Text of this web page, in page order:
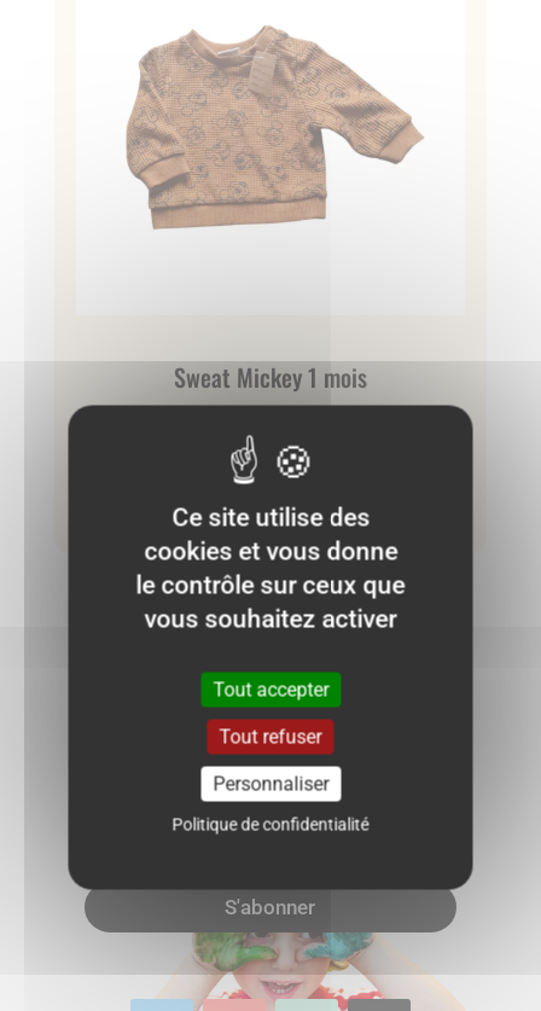
Sweat Mickey 1 mois
4.00€
Ajouter au panier
NE RATEZ PLUS AUCUNE BONNE
AFFAIRE !
S'abonner
Ce site utilise des
cookies et vous donne
le contrôle sur ceux que
vous souhaitez activer
Tout accepter
Tout refuser
Personnaliser
Politique de confidentialité